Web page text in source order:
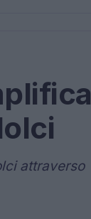
attraverso